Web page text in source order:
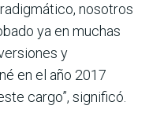
nosotros
ya en muchas
y
en el año 2017
cargo”, significó.